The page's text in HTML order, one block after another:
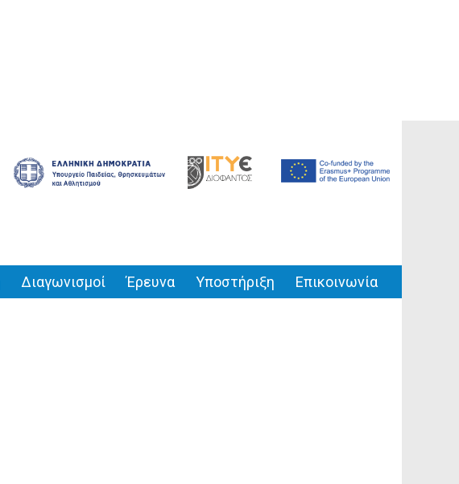
Διαγωνισμοί Έρευνα Υποστήριξη Επικοινωνία